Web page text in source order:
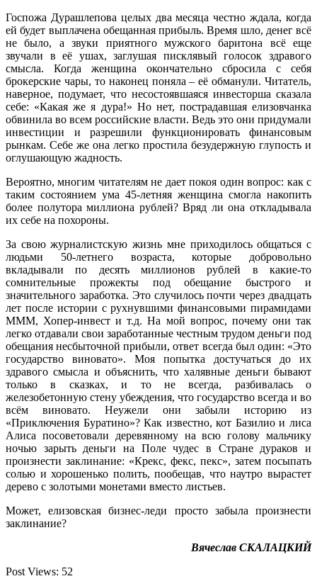
Госпожа Дурашлепова целых два месяца честно ждала, когда
ей будет выплачена обещанная прибыль. Время шло, денег всё
не было, а звуки приятного мужского баритона всё еще
звучали в её ушах, заглушая писклявый голосок здравого
смысла. Когда женщина окончательно сбросила с себя
брокерские чары, то наконец поняла – её обманули. Читатель,
наверное, подумает, что несостоявшаяся инвесторша сказала
себе: «Какая же я дура!» Но нет, пострадавшая елизовчанка
обвинила во всем российские власти. Ведь это они придумали
инвестиции и разрешили функционировать финансовым
рынкам. Себе же она легко простила безудержную глупость и
оглушающую жадность.
Вероятно, многим читателям не дает покоя один вопрос: как с
таким состоянием ума 45-летняя женщина смогла накопить
более полутора миллиона рублей? Вряд ли она откладывала
их себе на похороны.
За свою журналистскую жизнь мне приходилось общаться с
людьми 50-летнего возраста, которые добровольно
вкладывали по десять миллионов рублей в какие-то
сомнительные прожекты под обещание быстрого и
значительного заработка. Это случилось почти через двадцать
лет после истории с рухнувшими финансовыми пирамидами
МММ, Хопер-инвест и т.д. На мой вопрос, почему они так
легко отдавали свои заработанные честным трудом деньги под
обещания несбыточной прибыли, ответ всегда был один: «Это
государство виновато». Моя попытка достучаться до их
здравого смысла и объяснить, что халявные деньги бывают
только в сказках, и то не всегда, разбивалась о
железобетонную стену убеждения, что государство всегда и во
всём виновато. Неужели они забыли историю из
«Приключения Буратино»? Как известно, кот Базилио и лиса
Алиса посоветовали деревянному на всю голову мальчику
ночью зарыть деньги на Поле чудес в Стране дураков и
произнести заклинание: «Крекс, фекс, пекс», затем посыпать
солью и хорошенько полить, пообещав, что наутро вырастет
дерево с золотыми монетами вместо листьев.
Может, елизовская бизнес-леди просто забыла произнести
заклинание?
Вячеслав СКАЛАЦКИЙ
Post Views: 52